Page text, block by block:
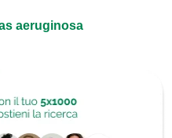
aeruginosa